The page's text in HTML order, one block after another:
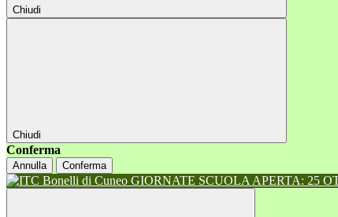
Chiudi
Chiudi
Conferma
Annulla Conferma
GIORNATE SCUOLA APERTA: 25